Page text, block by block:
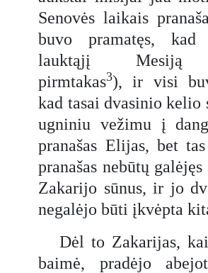
Senovės laikais
buvo pramatęs,
lauktąjį Mesiją
pirmtakas3), ir visi
kad tasai dvasinio kelio
ugniniu vežimu į
pranašas Elijas, bet
pranašas nebūtų
Zakarijo sūnus, ir jo
negalėjo būti įkvėpta
Dėl to Zakarijas,
baimė, pradėjo